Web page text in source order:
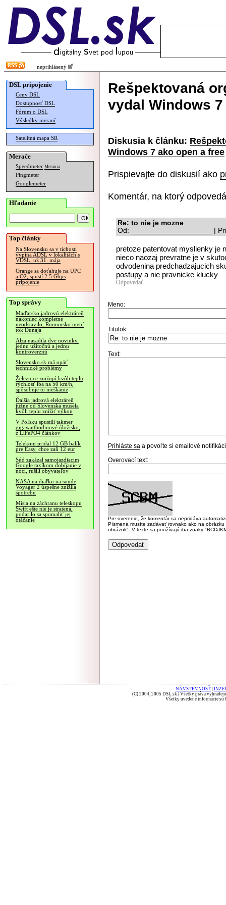
neprihlásený
DSL pripojenie
Ceny DSL
Dostupnosť DSL
Fórum o DSL
Výsledky meraní
Satelitná mapa SR
Merače
Speedmeter Merania
Pingmeter
Googlemeter
Hľadanie
Top články
Na Slovensku sa v tichosti
vypína ADSL v lokalitách s
VDSL, už 31. mája
Orange sa doťahuje na UPC
a O2, spustí 2.5 Gbps
pripojenie
Top správy
Maďarsko jadrovú elektráreň
nakoniec kompletne
neodstavilo, Rumunsko mení
tok Dunaja
Alza nasadila dve novinky,
jednu užitočnú a jednu
kontroverznú
Slovensko.sk má opäť
technické problémy
Železnice znižujú kvôli teplu
rýchlosť iba na 50 km/h,
spôsobuje to meškanie
Ďalšia jadrová elektráreň
južne od Slovenska musela
kvôli teplu znížiť výkon
V Poľsku spustili takmer
gigawatthodinové úložisko,
z LiFePO4 článkov
Telekom pridal 12 GB balík
pre Easy, chce zaň 12 eur
Súd zakázal samojazdiacim
Google taxíkom dobíjanie v
noci, rušili obyvateľov
NASA na diaľku na sonde
Voyager 2 úspešne znížila
spotrebu
Misia na záchranu teleskopu
Swift ešte nie je stratená,
podarilo sa spomaliť jej
otáčanie
Rešpektovaná
vydal Windows
Diskusia k článku:
Windows 7 ako open a free
Prispievajte do diskusií ako
Komentár, na ktorý
Re: to nie je mozne
Od: ____________________ |
pretoze patentovat myslienky je
nieco naozaj prevratne je v
odvodenina predchadzajucich
postupy a nie pravnicke klucky
Odpovedať
Meno:
Titulok:
Text:
Prihláste sa a povoľte si emailové
Overovací text:
Pre overenie, že komentár sa nepridáva
Písmená musíte zadávať rovnako ako na
obrázok". V texte sa používajú iba znaky
NÁVŠTEVNOSŤ
(C) 2004, 2005 DSL.sk | Všetky práva
Všetky uvedené informácie sú